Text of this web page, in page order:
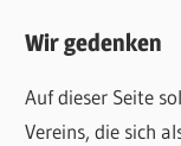
Wir gedenken
Auf dieser Seite
Vereins, die sich